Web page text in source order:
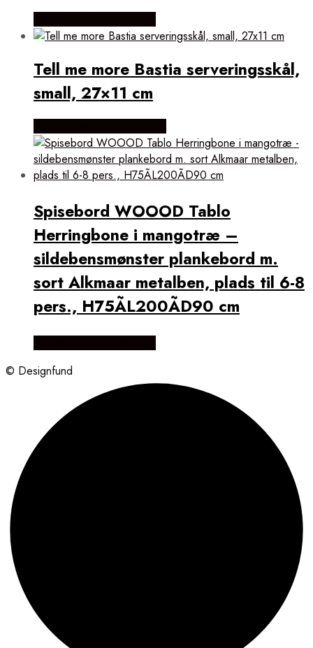
Tell me more Bastia serveringsskål,
small, 27×11 cm
Spisebord WOOOD Tablo
Herringbone i mangotræ –
sildebensmønster plankebord m.
sort Alkmaar metalben, plads til 6-8
pers., H75ÃL200ÃD90 cm
© Designfund